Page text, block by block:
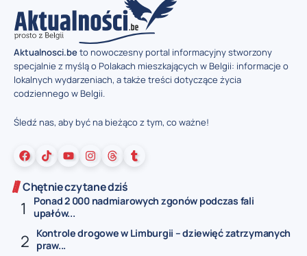
Aktualnosci.beto nowoczesny portal informacyjny stworzony
specjalnie z myślą o Polakach mieszkających w Belgii: informacje o
lokalnych wydarzeniach, a także treści dotyczące życia
codziennego w Belgii.
Śledź nas, aby być na bieżąco z tym, co ważne!
Chętnie czytane dziś
Ponad 2 000 nadmiarowych zgonów podczas fali
upałów...
Kontrole drogowe w Limburgii – dziewięć zatrzymanych
praw...